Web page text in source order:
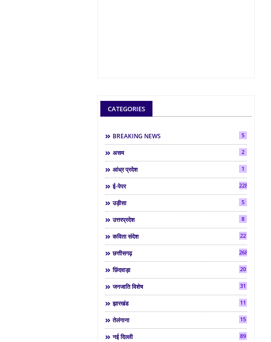
CATEGORIES
BREAKING NEWS 5
असम 2
आंध्र प्रदेश 1
ई-पेपर 2286
उड़ीसा 5
उत्तरप्रदेश 8
कविता संदेश 22
छत्तीसगढ़ 268
छिंदवाड़ा 20
जनजाति विशेष 31
झारखंड 11
तेलंगाना 15
नई दिल्ली 89